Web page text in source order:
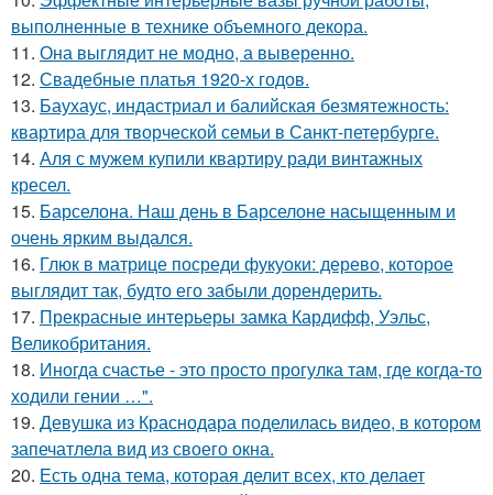
выполненные в технике объемного декора.
11. Она выглядит не модно, а выверенно.
12. Свадебные платья 1920-х годов.
13. Баухаус, индастриал и балийская безмятежность:
квартира для творческой семьи в Санкт-петербурге.
14. Аля с мужем купили квартиру ради винтажных
кресел.
15. Барселона. Наш день в Барселоне насыщенным и
очень ярким выдался.
16. Глюк в матрице посреди фукуоки: дерево, которое
выглядит так, будто его забыли дорендерить.
17. Прекрасные интерьеры замка Кардифф, Уэльс,
Великобритания.
18. Иногда счастье - это просто прогулка там, где когда-то
ходили гении …".
19. Девушка из Краснодара поделилась видео, в котором
запечатлела вид из своего окна.
20. Есть одна тема, которая делит всех, кто делает